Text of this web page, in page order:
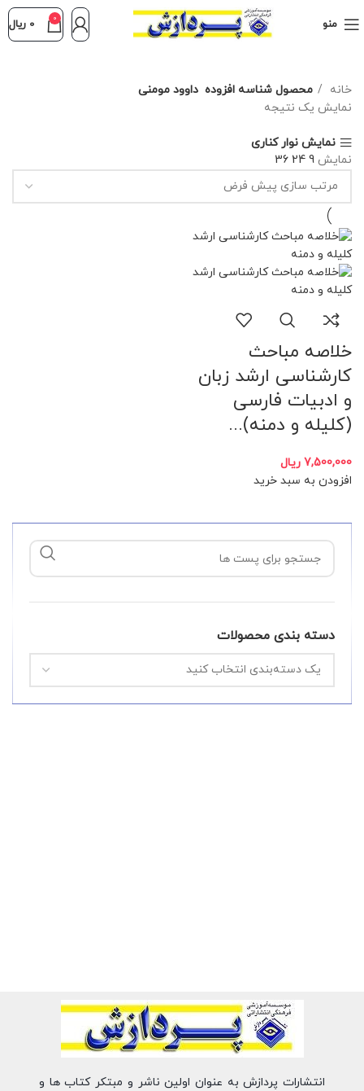
منو 0
0 ریال
دسته بندی محصولات
خانه محصول شناسه افزوده داوود مومنی
نمایش یک نتیجه
نمایش نوار کناری
نمایش 9
24
36
خلاصه مباحث
کارشناسی ارشد زبان
و ادبیات فارسی
(کلیله و دمنه)...
7,500,000 ریال
افزودن به سبد خرید
انتشارات پردازش به عنوان اولین ناشر و مبتکر کتاب ها و